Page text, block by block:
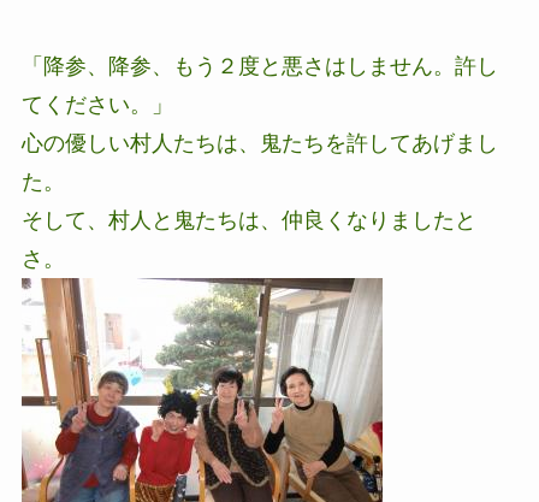
「降参、降参、もう２度と悪さはしません。許し
てください。」
心の優しい村人たちは、鬼たちを許してあげまし
た。
そして、村人と鬼たちは、仲良くなりましたと
さ。